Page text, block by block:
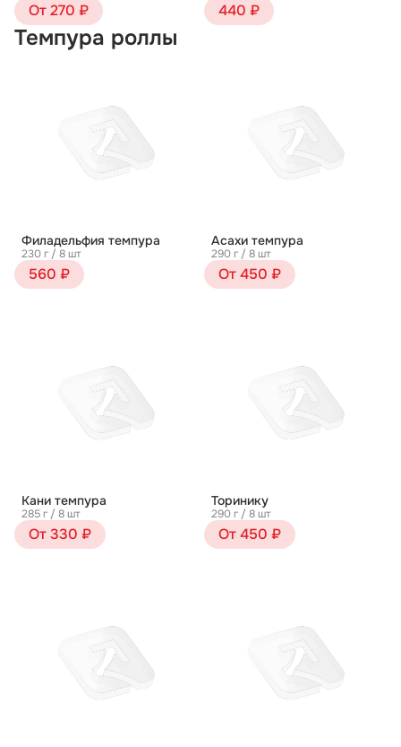
От 270 ₽ 440 ₽
Темпура роллы
Филадельфия темпура
230 г / 8 шт
560 ₽
Асахи темпура
290 г / 8 шт
От 450 ₽
Кани темпура
285 г / 8 шт
От 330 ₽
Торинику
290 г / 8 шт
От 450 ₽